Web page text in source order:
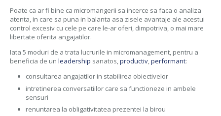
Poate ca ar fi bine ca micromangerii sa incerce sa faca o analiza
atenta, in care sa puna in balanta asa zisele avantaje ale acestui
control excesiv cu cele pe care le-ar oferi, dimpotriva, o mai mare
libertate oferita angajatilor.
Iata 5 moduri de a trata lucrurile in micromanagement, pentru a
beneficia de un leadership sanatos,productiv,performant:
consultarea angajatilor in stabilirea obiectivelor
intretinerea conversatiilor care sa functioneze in ambele
sensuri
renuntarea la obligativitatea prezentei la birou